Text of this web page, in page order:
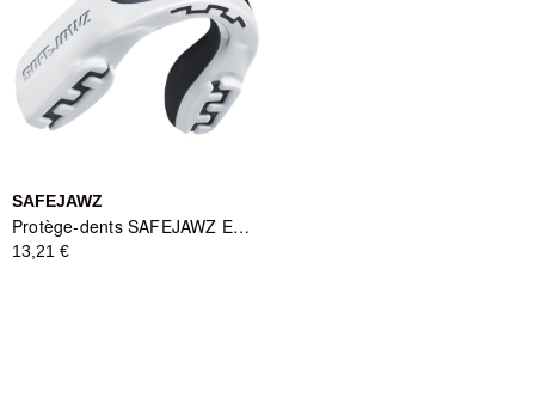
SAFEJAWZ
Protège-dents SAFEJAWZ EXTRO Mo - Blanc/Noir - Protection et Style - Enfant
13,21 €